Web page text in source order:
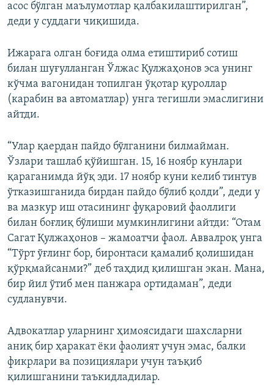
асос бўлган маълумотлар қалбакилаштирилган”,
деди у суддаги чиқишида.
Ижарага олган боғида олма етиштириб сотиш
билан шуғулланган Ўлжас Қулжаҳонов эса унинг
кўчма вагонидан топилган ўқотар қуроллар
(карабин ва автоматлар) унга тегишли эмаслигини
айтди.
“Улар қаердан пайдо бўлганини билмайман.
Ўзлари ташлаб қўйишган. 15, 16 ноябр кунлари
қараганимда йўқ эди. 17 ноябр куни келиб тинтув
ўтказишганида бирдан пайдо бўлиб қолди”, деди у
ва мазкур иш отасининг фуқаровий фаоллиги
билан боғлиқ бўлиши мумкинлигини айтди: “Отам
Сагат Қулжаҳонов – жамоатчи фаол. Аввалроқ унга
“Тўрт ўғлинг бор, биронтаси қамалиб қолишидан
қўрқмайсанми?” деб таҳдид қилишган экан. Мана,
бир йил ўтиб мен панжара ортидаман”, деди
судланувчи.
Адвокатлар уларнинг ҳимоясидаги шахсларни
аниқ бир ҳаракат ёки фаолият учун эмас, балки
фикрлари ва позициялари учун таъқиб
қилишганини таъкидладилар.